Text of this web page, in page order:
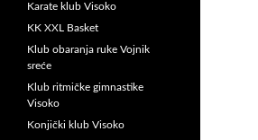
Karate klub Visoko
KK XXL Basket
Klub obaranja ruke Vojnik
sreće
Klub ritmičke gimnastike
Visoko
Konjički klub Visoko